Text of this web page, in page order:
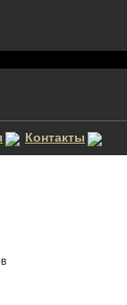
Контакты